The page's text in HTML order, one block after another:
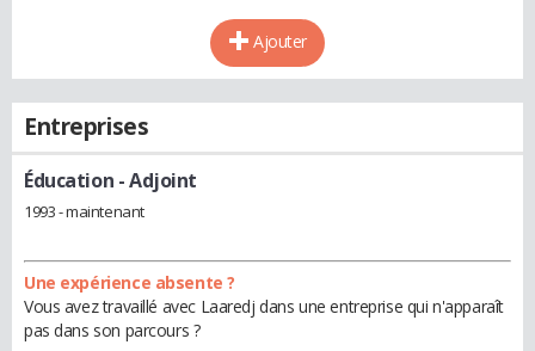
Ajouter
Entreprises
Éducation - Adjoint
1993 - maintenant
Une expérience absente ?
Vous avez travaillé avec Laaredj dans une entreprise qui n'apparaît
pas dans son parcours ?